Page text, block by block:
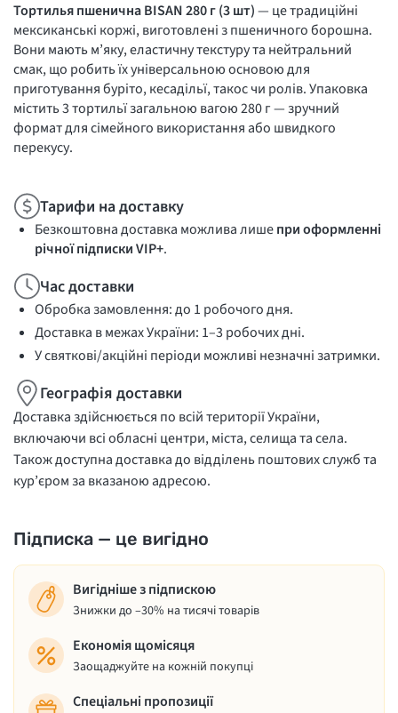
Тортилья пшенична BISAN 280 г (3 шт)— це традиційні
мексиканські коржі, виготовлені з пшеничного борошна.
Вони мають м’яку, еластичну текстуру та нейтральний
смак, що робить їх універсальною основою для
приготування буріто, кесадільї, такос чи ролів. Упаковка
містить 3 тортильї загальною вагою 280 г — зручний
формат для сімейного використання або швидкого
перекусу.
Тарифи на доставку
Безкоштовна доставка можлива лишепри оформленні
річної підписки VIP+.
Час доставки
Обробка замовлення: до 1 робочого дня.
Доставка в межах України: 1–3 робочих дні.
У святкові/акційні періоди можливі незначні затримки.
Географія доставки
Доставка здійснюється по всій території України,
включаючи всі обласні центри, міста, селища та села.
Також доступна доставка до відділень поштових служб та
кур’єром за вказаною адресою.
Підписка — це вигідно
Вигідніше з підпискою
Знижки до –30% на тисячі товарів
Економія щомісяця
Заощаджуйте на кожній покупці
Спеціальні пропозиції